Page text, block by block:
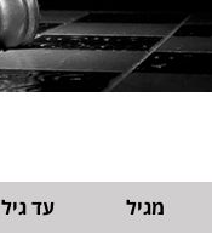
מגיל עד גיל